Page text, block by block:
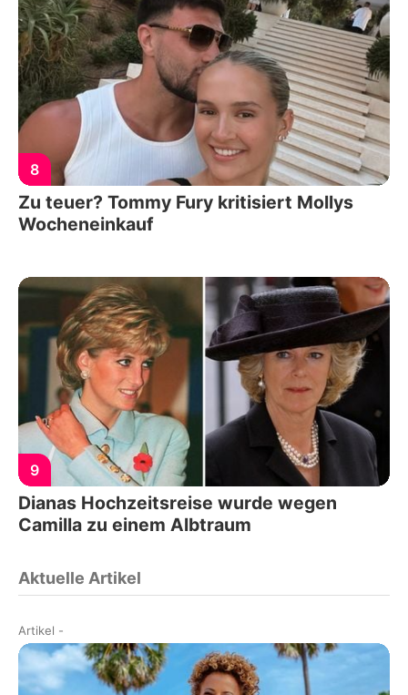
8
Zu teuer? Tommy Fury kritisiert Mollys
Wocheneinkauf
9
Dianas Hochzeitsreise wurde wegen
Camilla zu einem Albtraum
Aktuelle Artikel
Artikel -